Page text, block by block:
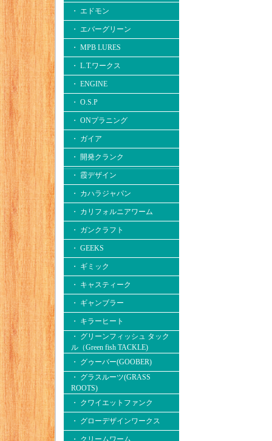
・ エドモン
・ エバーグリーン
・ MPB LURES
・ L.T.ワークス
・ ENGINE
・ O.S.P
・ ONプラニング
・ ガイア
・ 開発クランク
・ 霞デザイン
・ カハラジャパン
・ カリフォルニアワーム
・ ガンクラフト
・ GEEKS
・ ギミック
・ キャスティーク
・ ギャンブラー
・ キラーヒート
・ グリーンフィッシュ タック
ル（Green fish TACKLE)
・ グゥーバー(GOOBER)
・ グラスルーツ(GRASS
ROOTS)
・ クワイエットファンク
・ グローデザインワークス
・ クリームワーム